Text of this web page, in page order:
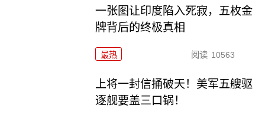
一张图让印度陷入死寂，五枚金
牌背后的终极真相
最热 阅读 10563
上将一封信捅破天！美军五艘驱
逐舰要盖三口锅！